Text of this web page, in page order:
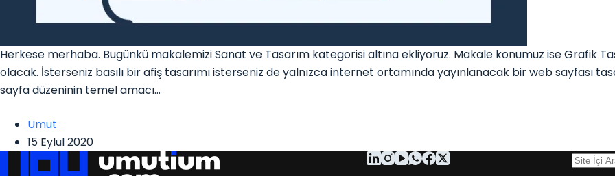
Herkese merhaba. Bugünkü makalemizi Sanat ve Tasarım kategorisi altına ekliyoruz. Makale konumuz ise Grafik
olacak. İsterseniz basılı bir afiş tasarımı isterseniz de yalnızca internet ortamında yayınlanacak bir web sayfası
sayfa düzeninin temel amacı…
Umut
15 Eylül 2020